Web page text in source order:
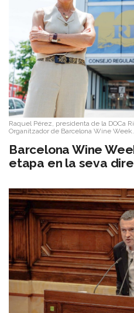
Raquel Pérez, presidenta de la DOCa
Organitzador de Barcelona Wine Week.
Barcelona Wine
etapa en la seva